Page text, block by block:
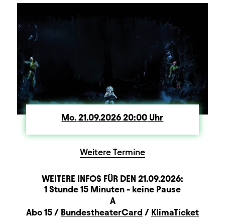
Mo. Montag
21.09.202620:00 Uhr
Weitere Termine
WEITERE INFOS FÜR DEN 21.09.2026:
BeschreibungInformation
Dauer und Pausen
1 Stunde 15 Minuten - keine Pause
A
Zusatzinformation
Abo 15 / BundestheaterCard / KlimaTicket